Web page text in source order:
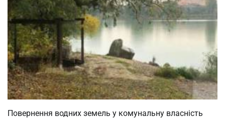
Повернення водних земель у комунальну власність